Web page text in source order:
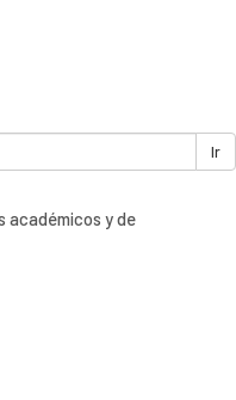
Ir
académicos y de